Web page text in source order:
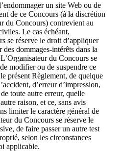
un site Web ou de
de ce Concours (à la discrétion
du Concours) contrevient au
Le cas échéant,
se réserve le droit d’appliquer
des dommages-intérêts dans la
du Concours se
modifier ou de suspendre ce
présent Règlement, de quelque
d’erreur d’impression,
toute autre erreur, quelle
raison, et ce, sans avis
limiter le caractère général de
du Concours se réserve le
de faire passer un autre test
selon les circonstances
applicable.